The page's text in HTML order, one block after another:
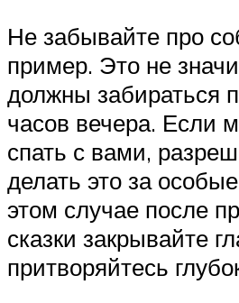
Не забывайте про
пример. Это не
должны забираться
часов вечера. Если
спать с вами,
делать это за
этом случае после
сказки закрывайте
притворяйтесь